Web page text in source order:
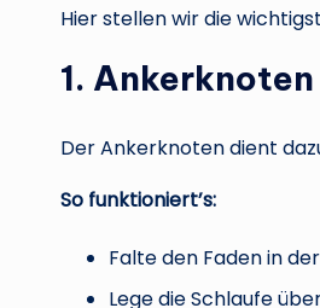
Hier stellen wir die
1. Ankerknoten
Der Ankerknoten dient
So funktioniert’s:
Falte den Faden in
Lege die Schlaufe